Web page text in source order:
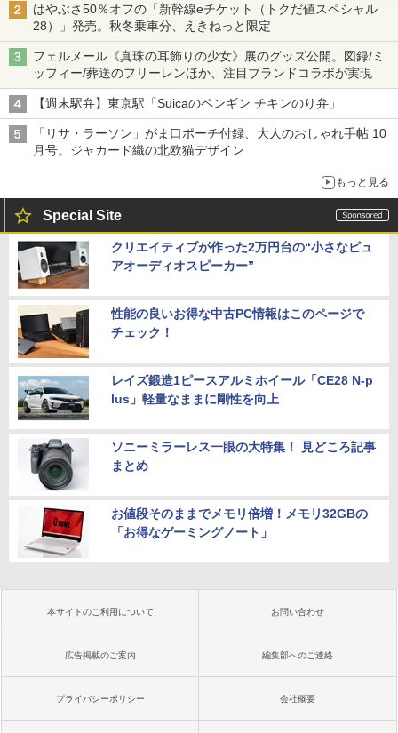
はやぶさ50％オフの「新幹線eチケット（トクだ値スペシャル
28）」発売。秋冬乗車分、えきねっと限定
フェルメール《真珠の耳飾りの少女》展のグッズ公開。図録/ミ
ッフィー/葬送のフリーレンほか、注目ブランドコラボが実現
【週末駅弁】東京駅「Suicaのペンギン チキンのり弁」
「リサ・ラーソン」がま口ポーチ付録、大人のおしゃれ手帖 10
月号。ジャカード織の北欧猫デザイン
もっと見る
Special Site
クリエイティブが作った2万円台の“小さなピュ
アオーディオスピーカー”
性能の良いお得な中古PC情報はこのページで
チェック！
レイズ鍛造1ピースアルミホイール「CE28 N-p
lus」軽量なままに剛性を向上
ソニーミラーレス一眼の大特集！ 見どころ記事
まとめ
お値段そのままでメモリ倍増！メモリ32GBの
「お得なゲーミングノート」
本サイトのご利用について お問い合わせ
広告掲載のご案内 編集部へのご連絡
プライバシーポリシー 会社概要